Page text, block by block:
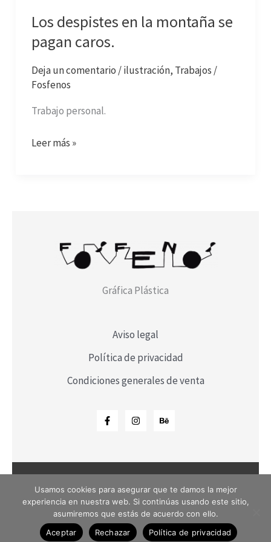
Los despistes en la montaña se
pagan caros.
Deja un comentario /ilustración, Trabajos /
Fosfenos
Trabajo personal.
Leer más »
Gráfica Plástica
Aviso legal
Política de privacidad
Condiciones generales de venta
Copyright © 2026 Fosfenos | Powered by Fosfenos
Usamos cookies para asegurar que te damos la mejor
experiencia en nuestra web. Si continúas usando este sitio,
asumiremos que estás de acuerdo con ello.
Aceptar
Rechazar Política de privacidad